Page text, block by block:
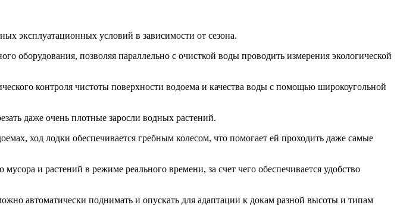
эксплуатационных условий в зависимости от сезона.
оборудования, позволяя параллельно с очисткой воды проводить измерения экологической
контроля чистоты поверхности водоема и качества воды с помощью широкоугольной
даже очень плотные заросли водных растений.
ход лодки обеспечивается гребным колесом, что помогает ей проходить даже самые
и растений в режиме реального времени, за счет чего обеспечивается удобство
автоматически поднимать и опускать для адаптации к докам разной высоты и типам